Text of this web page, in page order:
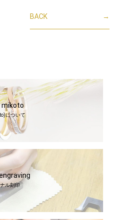
→
BACK
mikoto
について
ル刻印